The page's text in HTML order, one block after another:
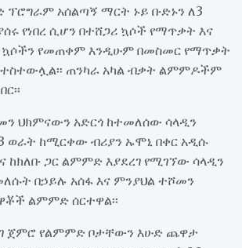
ፕሮግራም አሰልጣኝ ማርት ኑይ ቡድኑን ለ3
የነበረ ሲሆን በተሸጋሪ ኳሶች የማጥቃት እና
ኳሶችን የመጠቀም እንዲሁም በመስመር የማጥቃት
ጠንካራ አካል ብቃት ልምምዶችም
ህክምናውን አድርጎ ከተመለሰው ሳላዲን
ወራት ከሚርቀው ብሪያን ኡሞኒ በቀር አዲሱ
ከክለቡ ጋር ልምምድ እያደረገ የሚገኘው ሳላዲን
በኃይሉ አሰፋ እና ምንያህል ተሾመን
ልምምድ ሰርተዋል፡፡
ጀምሮ የልምምድ ቦታቸውን እሁድ ጨዋታ